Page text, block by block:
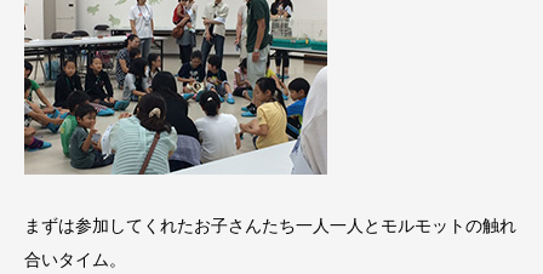
まずは参加してくれたお子さんたち一人一人とモルモットの触れ
合いタイム。